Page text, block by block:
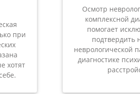
при
хотят
Осмотр
комплексной
помогает
подтвердить
неврологической
диагностике